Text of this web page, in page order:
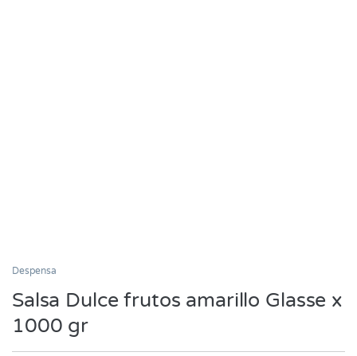
Despensa
Salsa Dulce frutos amarillo Glasse x
1000 gr